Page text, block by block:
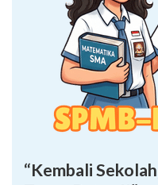
“Kembali